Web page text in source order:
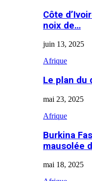
Côte
noix de…
juin 13, 2025
Afrique
Le plan du
mai 23, 2025
Afrique
Burkina
mausolée
mai 18, 2025